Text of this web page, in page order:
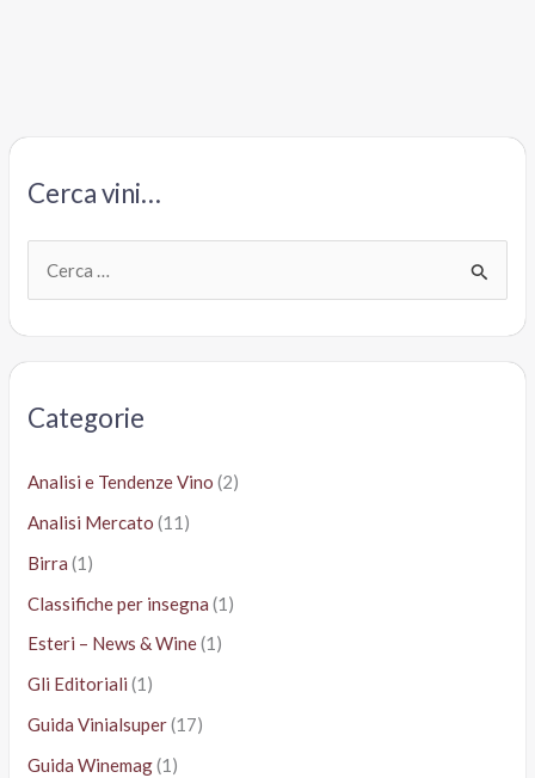
Cerca vini…
Categorie
Analisi e Tendenze Vino (2)
Analisi Mercato (11)
Birra (1)
Classifiche per insegna (1)
Esteri – News & Wine(1)
Gli Editoriali (1)
Guida Vinialsuper(17)
Guida Winemag(1)